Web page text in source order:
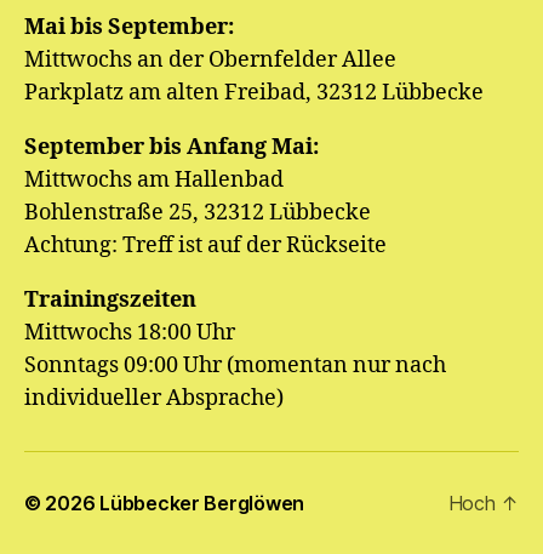
Mai bis September:
Mittwochs an der Obernfelder Allee
Parkplatz am alten Freibad, 32312 Lübbecke
September bis Anfang Mai:
Mittwochs am Hallenbad
Bohlenstraße 25, 32312 Lübbecke
Achtung: Treff ist auf der Rückseite
Trainingszeiten
Mittwochs 18:00 Uhr
Sonntags 09:00 Uhr (momentan nur nach
individueller Absprache)
© 2026 Lübbecker Berglöwen Hoch ↑